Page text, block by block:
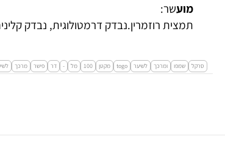
מועשר:
תמצית רוזמרין.נבדק דרמטולוגית, נבדק
סרקל שמפו ומרכך לשיער togo מקטן 100 מל - דר פישר מרכך